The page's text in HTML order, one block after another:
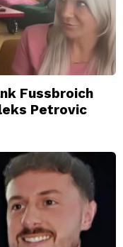
Fussbroich
Petrovic